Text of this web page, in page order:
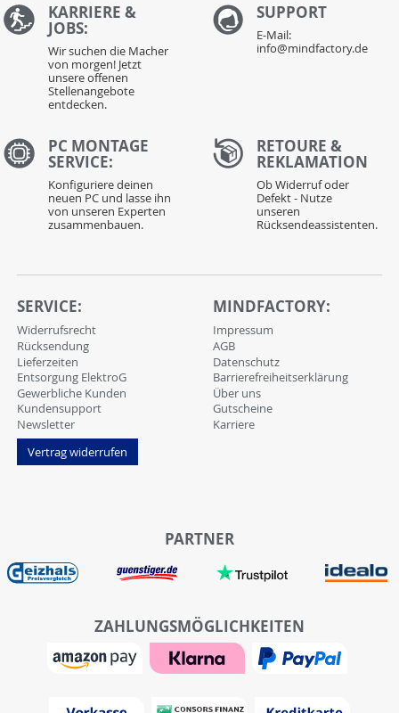
KARRIERE &
JOBS:
Wir suchen die Macher
von morgen! Jetzt
unsere offenen
Stellenangebote
entdecken.
SUPPORT
E-Mail:
info@mindfactory.de
PC MONTAGE
SERVICE:
Konfiguriere deinen
neuen PC und lasse ihn
von unseren Experten
zusammenbauen.
RETOURE &
REKLAMATION
Ob Widerruf oder
Defekt - Nutze
unseren
Rücksendeassistenten.
SERVICE:
Widerrufsrecht
Rücksendung
Lieferzeiten
Entsorgung ElektroG
Gewerbliche Kunden
Kundensupport
Newsletter
Vertrag widerrufen
MINDFACTORY:
Impressum
AGB
Datenschutz
Barrierefreiheitserklärung
Über uns
Gutscheine
Karriere
PARTNER
ZAHLUNGSMÖGLICHKEITEN